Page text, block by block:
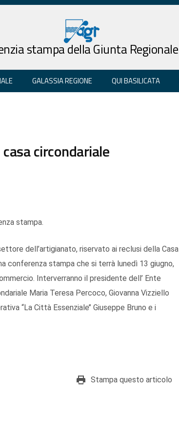
stampa della Giunta Regionale
GALASSIA REGIONE QUI BASILICATA
circondariale
stampa.
dell’artigianato, riservato ai reclusi della Casa
conferenza stampa che si terrà lunedì 13 giugno,
Interverranno il presidente dell’ Ente
Maria Teresa Percoco, Giovanna Vizziello
“La Città Essenziale’’ Giuseppe Bruno e i
Stampa questo articolo